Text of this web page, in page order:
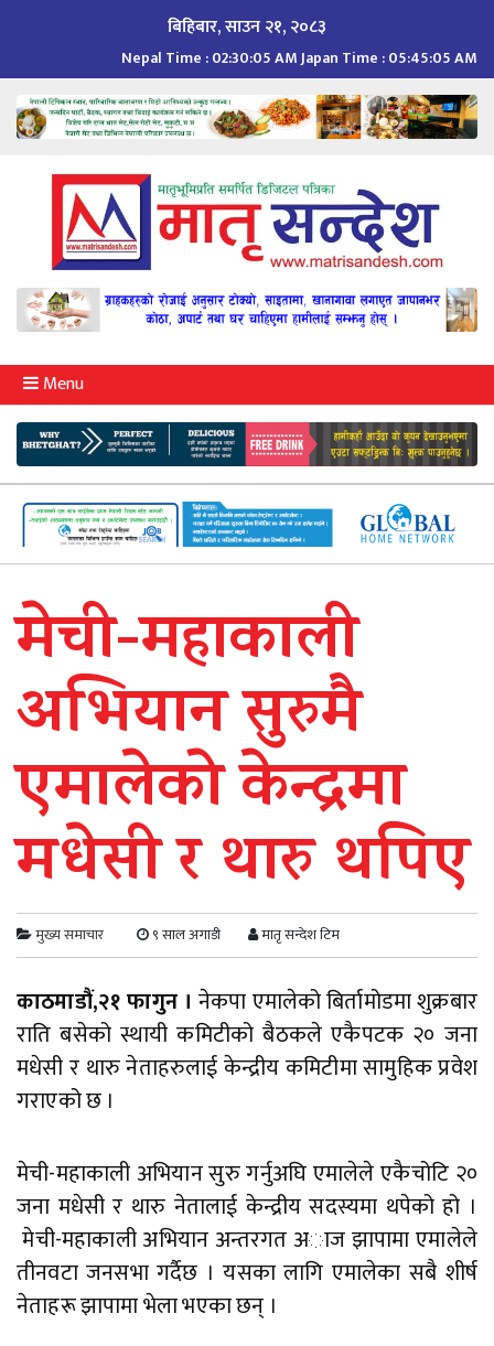
बिहिबार, साउन २१, २०८३
Nepal Time :02:30:06 AMJapan Time :05:45:06 AM
Menu
मेची-महाकाली
अभियान सुरुमै
एमालेको केन्द्रमा
मधेसी र थारु थपिए
मुख्य समाचार ९ साल अगाडी मातृ सन्देश टिम
काठमाडौं,२१ फागुन । नेकपा एमालेको बिर्तामोडमा शुक्रबार
राति बसेको स्थायी कमिटीको बैठकले एकैपटक २० जना
मधेसी र थारु नेताहरुलाई केन्द्रीय कमिटीमा सामुहिक प्रवेश
गराएको छ ।
मेची-महाकाली अभियान सुरु गर्नुअघि एमालेले एकैचोटि २०
जना मधेसी र थारु नेतालाई केन्द्रीय सदस्यमा थपेको हो ।
मेची-महाकाली अभियान अन्तरगत अाज झापामा एमालेले
तीनवटा जनसभा गर्दैछ । यसका लागि एमालेका सबै शीर्ष
नेताहरू झापामा भेला भएका छन् ।